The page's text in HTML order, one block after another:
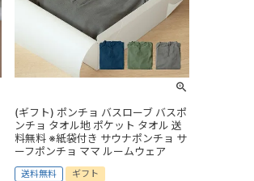
(ギフト) ポンチョ バスローブ バスポ
ンチョ タオル地 ポケット タオル 送
料無料 ※紙袋付き サウナポンチョ サ
ーフポンチョ ママ ルームウェア
送料無料 ギフト